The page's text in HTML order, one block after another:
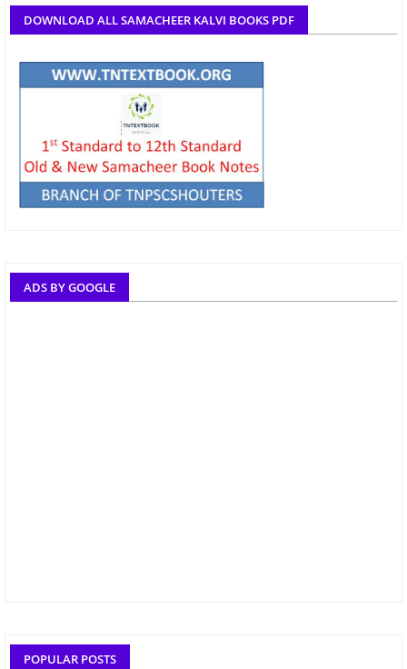
DOWNLOAD ALL SAMACHEER KALVI BOOKS PDF
ADS BY GOOGLE
POPULAR POSTS